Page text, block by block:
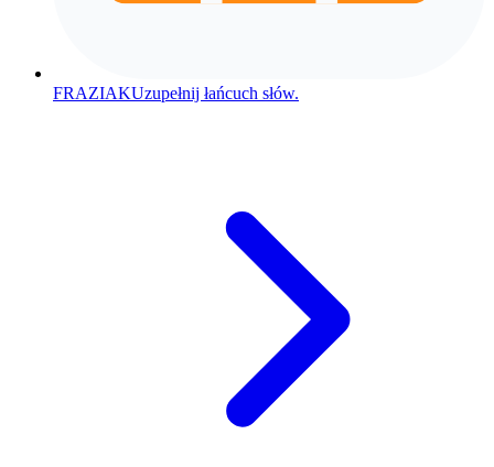
FRAZIAKUzupełnij łańcuch słów.